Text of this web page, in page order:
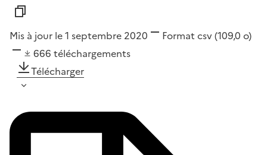
Mis à jour le 1 septembre 2020 Format csv(109,0 o)
666 téléchargements
Télécharger